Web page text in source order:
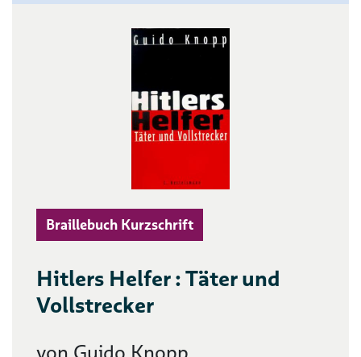
Braillebuch Kurzschrift
Hitlers Helfer : Täter und
Vollstrecker